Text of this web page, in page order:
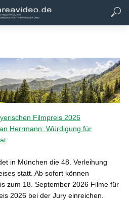
Filmpreis 2026
Herrmann: Würdigung für
in München die 48. Verleihung
statt. Ab sofort können
zum 18. September 2026 Filme für
2026 bei der Jury einreichen.